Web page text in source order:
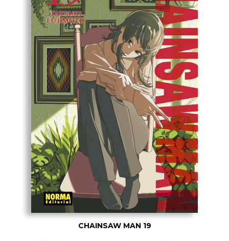
CHAINSAW MAN 19